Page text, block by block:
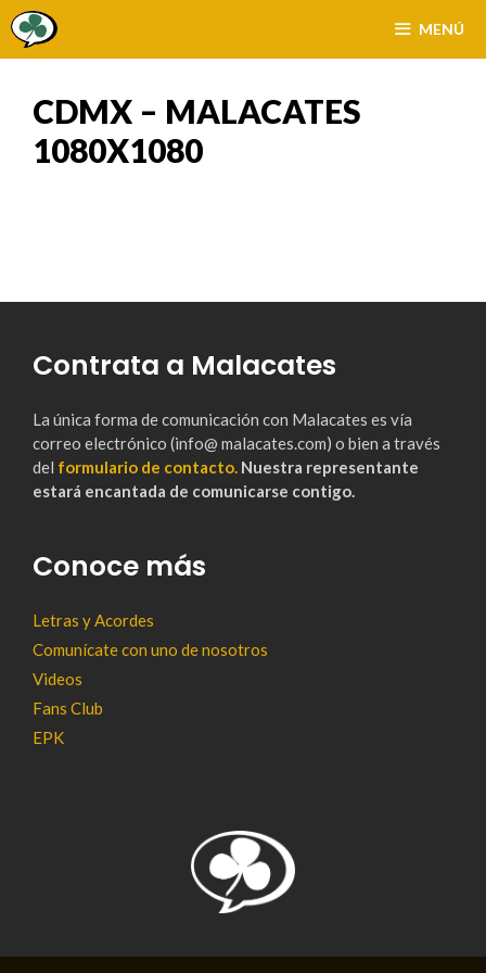
Saltar
MENÚ
CDMX – MALACATES
1080X1080
Contrata a Malacates
La única forma de comunicación con Malacates es vía
correo electrónico (info@ malacates.com) o bien a través
del formulario de contacto. Nuestra representante
estará encantada de comunicarse contigo.
Conoce más
Letras y Acordes
Comunícate con uno de nosotros
Videos
Fans Club
EPK